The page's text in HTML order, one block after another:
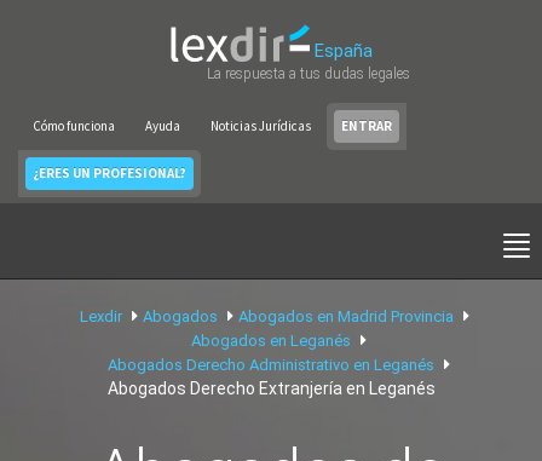
España
La respuesta a tus dudas legales
Cómo funciona Ayuda Noticias Jurídicas ENTRAR
¿ERES UN PROFESIONAL?
Lexdir Abogados
Abogados en Madrid Provincia
Abogados en Leganés
Abogados Derecho Administrativo en Leganés
Abogados Derecho Extranjería en Leganés